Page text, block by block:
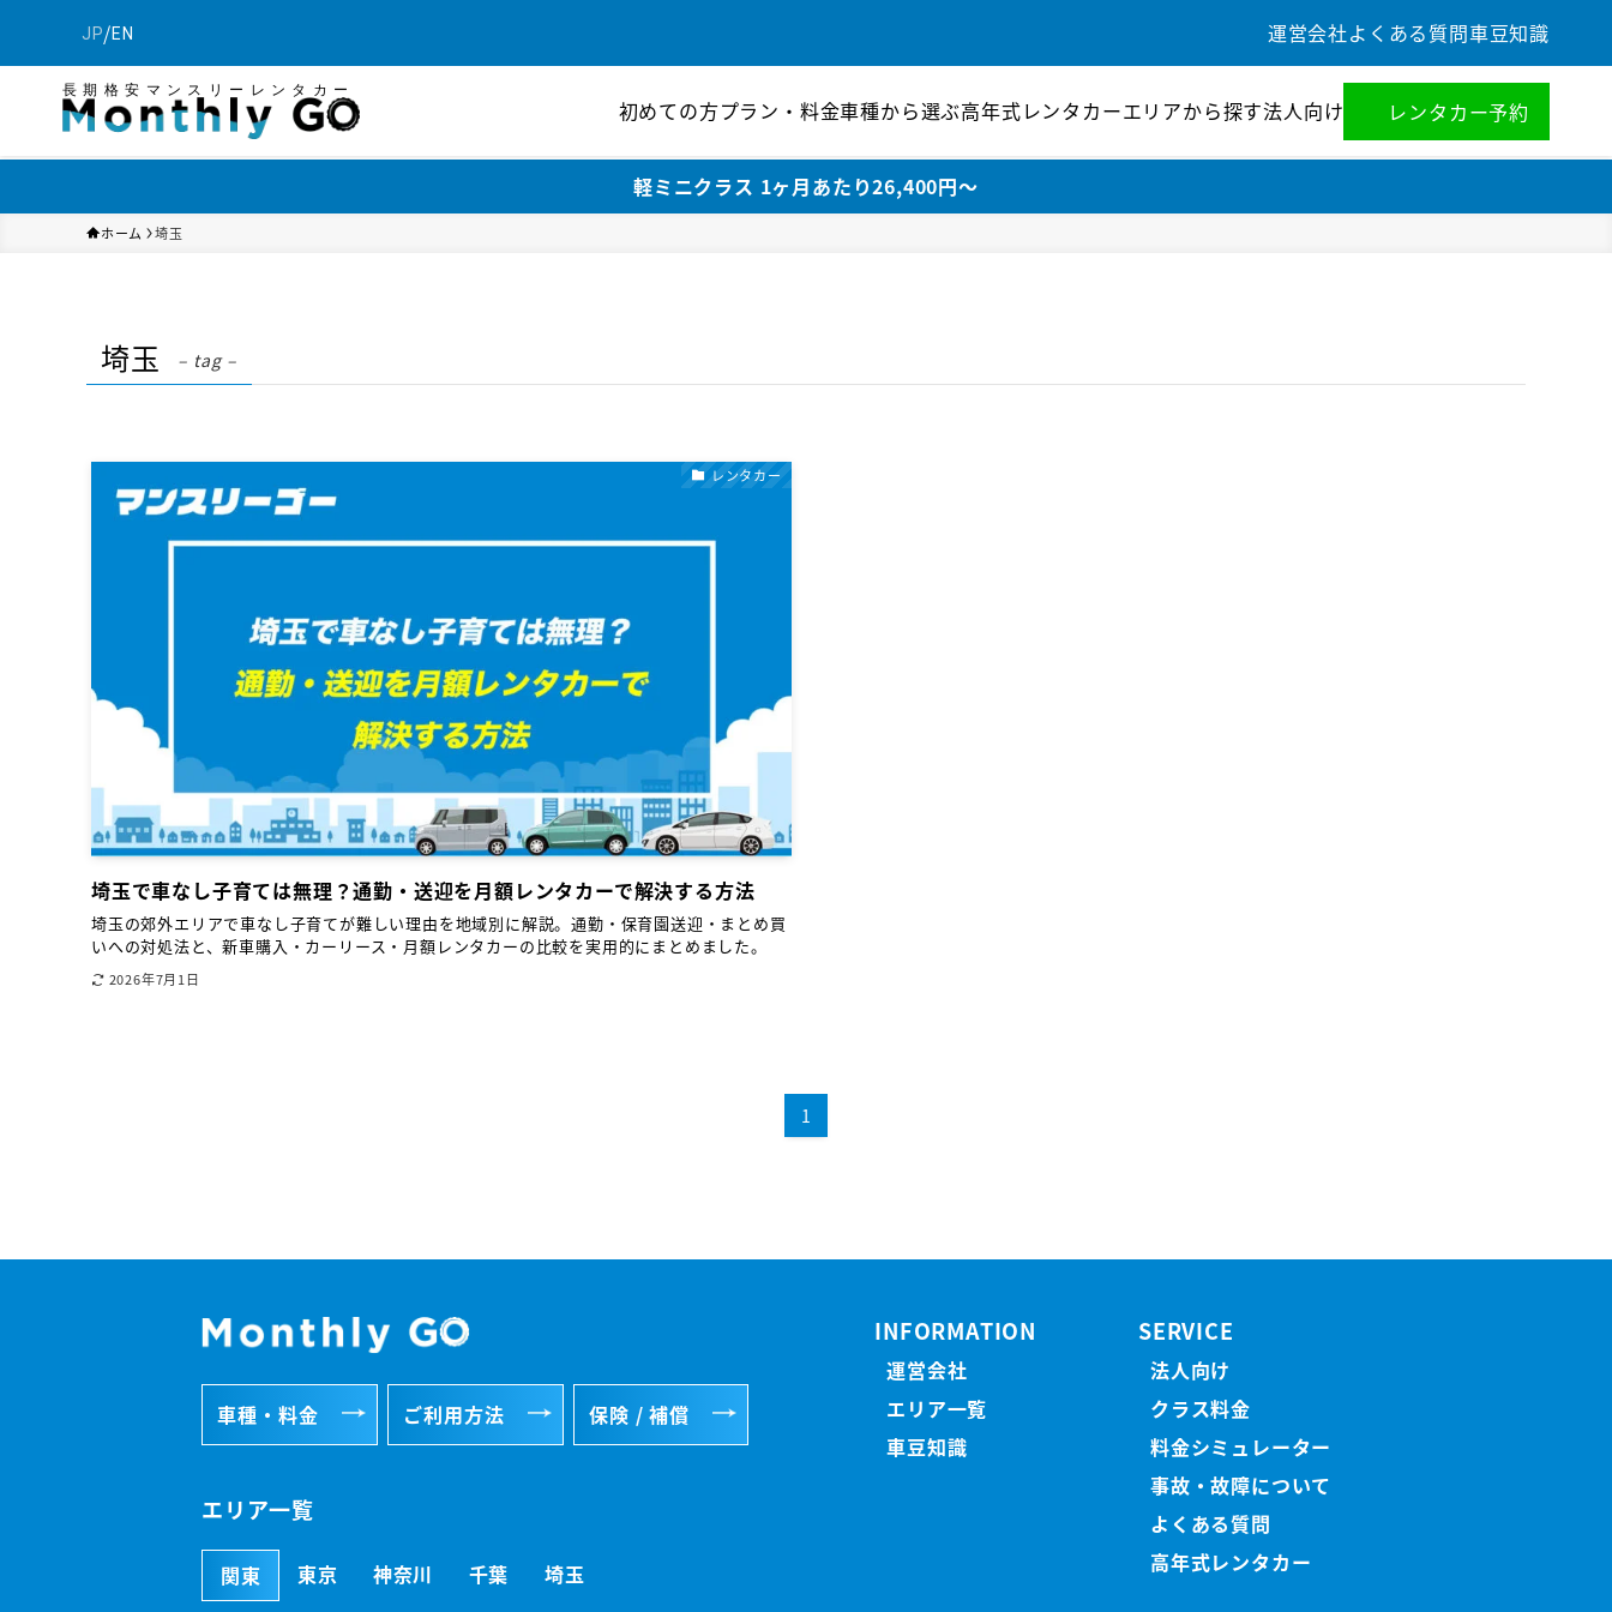
JP/EN 運営会社よくある質問車豆知識
長期格安マンスリーレンタカー
初めての方プラン・料金車種から選ぶ高年式レンタカーエリアから探す法人向け レンタカー予約
軽ミニクラス 1ヶ月あたり26,400円〜
ホーム 埼玉
埼玉 – tag –
レンタカー
埼玉で車なし子育ては無理？通勤・送迎を月額レンタカーで解決する方法
埼玉の郊外エリアで車なし子育てが難しい理由を地域別に解説。通勤・保育園送迎・まとめ買
いへの対処法と、新車購入・カーリース・月額レンタカーの比較を実用的にまとめました。
2026年7月1日
1
車種・料金 ご利用方法 保険 / 補償
エリア一覧
関東 東京 神奈川 千葉 埼玉
INFORMATION
運営会社
エリア一覧
車豆知識
SERVICE
法人向け
クラス料金
料金シミュレーター
事故・故障について
よくある質問
高年式レンタカー